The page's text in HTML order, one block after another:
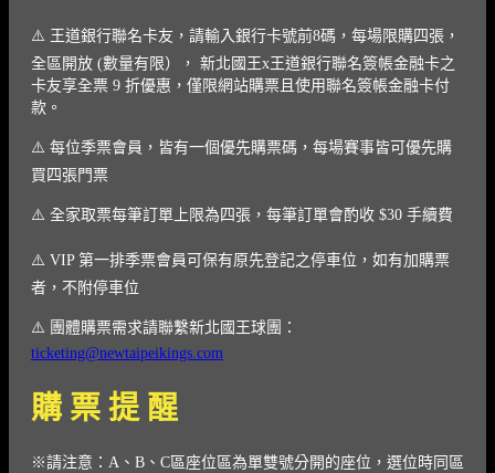
⚠️ 王道銀行聯名卡友，請輸入銀行卡號前8碼，每場限購四張，
全區開放 (數量有限）， 新北國王x王道銀行聯名簽帳金融卡之
卡友享全票 9 折優惠，僅限網站購票且使用聯名簽帳金融卡付
款。
⚠️ 每位季票會員，皆有一個優先購票碼，每場賽事皆可優先購
買四張門票
⚠️ 全家取票每筆訂單上限為四張，每筆訂單會酌收 $30 手續費
⚠️ VIP 第一排季票會員可保有原先登記之停車位，如有加購票
者，不附停車位
⚠️ 團體購票需求請聯繫新北國王球團：
ticketing@newtaipeikings.com
購 票 提 醒
※請注意：A、B、C區座位區為單雙號分開的座位，選位時同區